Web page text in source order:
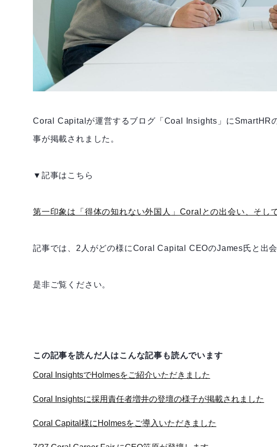
Coral Capitalが運営するブログ「Coal Insights」にSmartHR
事が掲載されました。
▼記事はこちら
第一印象は「得体の知れない外国人」Coralとの出会い、そし
記事では、2人がどの様にCoral Capital CEOのJames氏と出
是非ご覧ください。
この記事を読んだ人はこんな記事も読んでいます
Coral InsightsでHolmesをご紹介いただきました
Coral Insightsに採用責任者増井の登壇の様子が掲載されました
Coral Capital様にHolmesをご導入いただきました